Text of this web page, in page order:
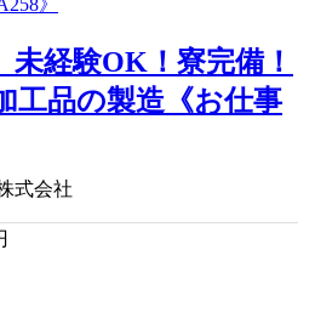
未経験OK！寮完備！
工品の製造《お仕事
式会社